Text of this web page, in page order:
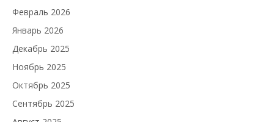
Февраль 2026
Январь 2026
Декабрь 2025
Ноябрь 2025
Октябрь 2025
Сентябрь 2025